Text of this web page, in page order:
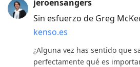
jeroensangers
Sin esfuerzo de Greg
kenso.es
¿Alguna vez has sentido que
perfectamente qué es